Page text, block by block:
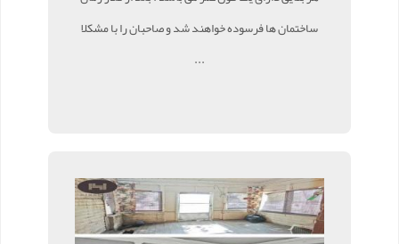
ساختمان ها فرسوده خواهند شد و صاحبان را با مشکلا
...